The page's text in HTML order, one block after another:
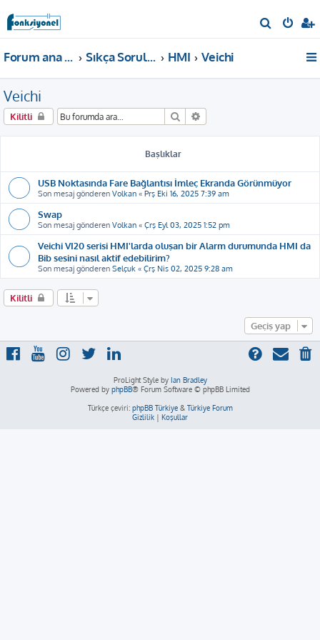
r
Forum ana sayfa Sıkça Sorulan Sorular HMI Veichi
Veichi
Kilitli Ara
Başlıklar
USB Noktasında Fare Bağlantısı İmleç Ekranda Görünmüyor
Son mesaj gönderen Volkan « Prş Eki 16, 2025 7:39 am
Swap
Son mesaj gönderen Volkan « Çrş Eyl 03, 2025 1:52 pm
Veichi VI20 serisi HMI'larda oluşan bir Alarm durumunda HMI da
Bib sesini nasıl aktif edebilirim?
Son mesaj gönderen Selçuk « Çrş Nis 02, 2025 9:28 am
Kilitli
Geçiş yap
ProLight Style by Ian Bradley
Powered by phpBB® Forum Software © phpBB Limited
Türkçe çeviri: phpBB Türkiye& Türkiye Forum
Gizlilik | Koşullar